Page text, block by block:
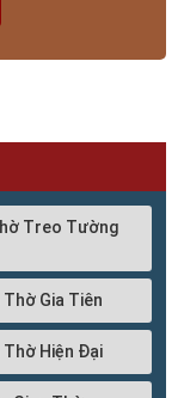
Treo Tường
Thờ Gia Tiên
Thờ Hiện Đại